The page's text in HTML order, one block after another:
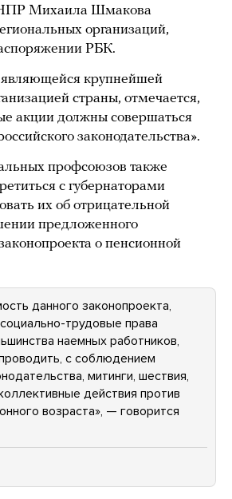
Михаила Шмакова
организаций,
РБК.
крупнейшей
страны, отмечается,
акции должны совершаться
законодательства».
профсоюзов также
с губернаторами
их об отрицательной
предложенного
о пенсионной
данного законопроекта,
трудовые права
наемных работников,
с соблюдением
митинги, шествия,
действия против
возраста», — говорится